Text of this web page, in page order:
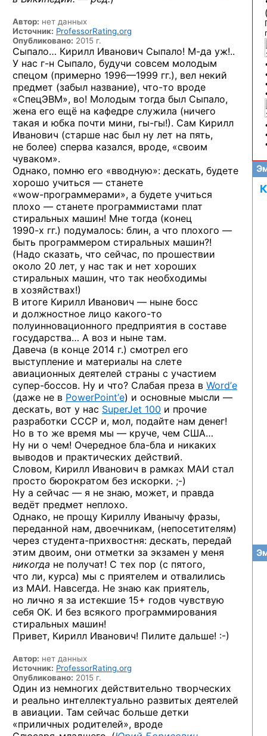
Автор: нет данных
Источник: ProfessorRating.org
Опубликовано: 2015 г.
Сыпало… Кирилл Иванович Сыпало! М-да уж!..
У нас г-н Сыпало, будучи совсем молодым
спецом (примерно 1996—1999 гг.), вел некий
предмет (забыл название), что-то вроде
«СпецЭВМ», во! Молодым тогда был Сыпало,
жена его ещё на кафедре служила (ничего
такая и юбка почти мини, гы-гы!). Сам Кирилл
Иванович (старше нас был ну лет на пять,
не более) сперва казался, вроде, «своим
чуваком».
Однако, помню его «вводную»: дескать, будете
хорошо учиться — станете
«wow-программерами», а будете учиться
плохо — станете программистами плат
стиральных машин! Мне тогда (конец
1990-х гг.) подумалось: блин, а что плохого —
быть программером стиральных машин?!
(Надо сказать, что сейчас, по прошествии
около 20 лет, у нас так и нет хороших
стиральных машин, что так необходимы
в хозяйствах!)
В итоге Кирилл Иванович — ныне босс
и должностное лицо какого-то
полуинновационного предприятия в составе
государства… А воз и ныне там.
Давеча (в конце 2014 г.) смотрел его
выступление и материалы на слете
авиационных деятелей страны с участием
супер-боссов. Ну и что? Слабая преза в Word’е
(даже не в PowerPoint’е) и основные мысли —
дескать, вот у нас SuperJet 100 и прочие
разработки СССР и, мол, подайте нам денег!
Но в то же время мы — круче, чем США…
Ну ни о чем! Очередное бла-бла и никаких
выводов и практических действий.
Словом, Кирилл Иванович в рамках МАИ стал
просто бюрократом без искорки. ;-)
Ну а сейчас — я не знаю, может, и правда
ведёт предмет неплохо.
Однако, не прощу Кириллу Иванычу фразы,
переданной нам, двоечникам, (непосетителям)
через студента-прихвостня: дескать, передай
этим двоим, они отметки за экзамен у меня
никогда не получат! С тех пор (с пятого,
что ли, курса) мы с приятелем и отвалились
из МАИ. Навсегда. Не знаю как приятель,
но лично я за истекшие 15+ годов чувствую
себя OK. И без всякого программирования
стиральных машин!
Привет, Кирилл Иванович! Пилите дальше! :-)
Автор: нет данных
Источник: ProfessorRating.org
Опубликовано: 2015 г.
Один из немногих действительно творческих
и реально интеллектуально развитых деятелей
в авиации. Там сейчас больше детки
«приличных родителей», вроде